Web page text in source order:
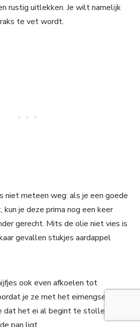
rustig uitlekken. Je wilt namelijk
te vet wordt.
niet meteen weg: als je een goede
je deze prima nog een keer
gerecht. Mits de olie niet vies is
gevallen stukjes aardappel
ook even afkoelen tot
je ze met het eimengsel
dat het ei al begint te stollen